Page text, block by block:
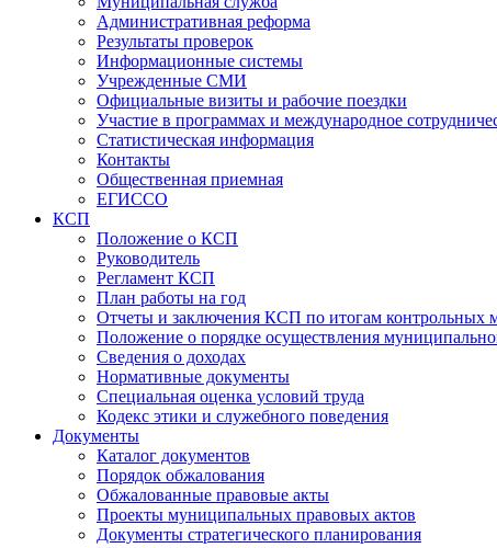
Административная реформа
Результаты проверок
Информационные системы
Учрежденные СМИ
Официальные визиты и рабочие поездки
Участие в программах и международное
Статистическая информация
Контакты
Общественная приемная
ЕГИССО
КСП
Положение о КСП
Руководитель
Регламент КСП
План работы на год
Отчеты и заключения КСП по итогам контрольных
Положение о порядке осуществления
Сведения о доходах
Нормативные документы
Специальная оценка условий труда
Кодекс этики и служебного поведения
Документы
Каталог документов
Порядок обжалования
Обжалованные правовые акты
Проекты муниципальных правовых актов
Документы стратегического планирования